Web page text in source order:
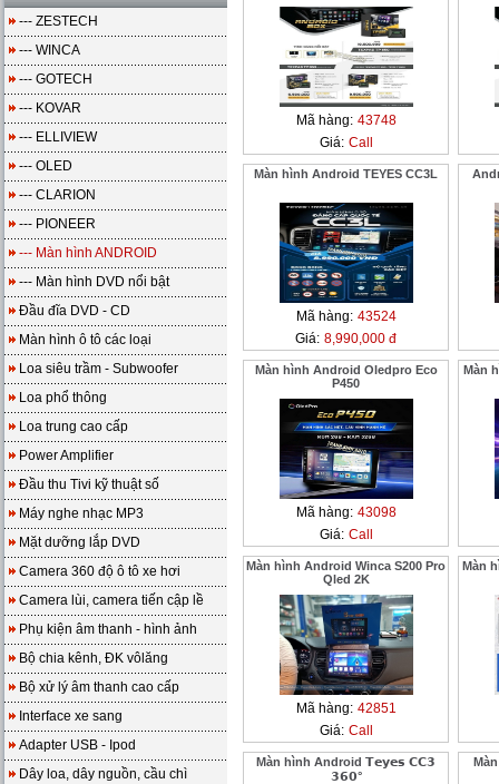
--- ZESTECH
--- WINCA
--- GOTECH
--- KOVAR
--- ELLIVIEW
--- OLED
--- CLARION
--- PIONEER
--- Màn hình ANDROID
--- Màn hình DVD nổi bật
Đầu đĩa DVD - CD
Màn hình ô tô các loại
Loa siêu trầm - Subwoofer
Loa phổ thông
Loa trung cao cấp
Power Amplifier
Đầu thu Tivi kỹ thuật số
Máy nghe nhạc MP3
Mặt dưỡng lắp DVD
Camera 360 độ ô tô xe hơi
Camera lùi, camera tiến cập lề
Phụ kiện âm thanh - hình ảnh
Bộ chia kênh, ĐK vôlăng
Bộ xử lý âm thanh cao cấp
Interface xe sang
Adapter USB - Ipod
Dây loa, dây nguồn, cầu chì
Mã hàng: 43748
Giá: Call
Màn hình Android TEYES CC3L
Mã hàng: 43524
Giá: 8,990,000 đ
Màn hình Android Oledpro Eco
P450
Mã hàng: 43098
Giá: Call
Màn
Màn hình Android Winca S200 Pro
Qled 2K
Mã hàng: 42851
Giá: Call
Màn
Màn hình Android 𝗧𝗲𝘆𝗲𝘀 𝗖𝗖𝟯
𝟯𝟲𝟬°